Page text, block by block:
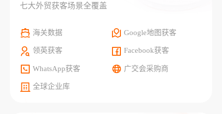
七大外贸获客场景全覆盖
海关数据 Google地图获客
领英获客 Facebook获客
WhatsApp获客 广交会采购商
全球企业库